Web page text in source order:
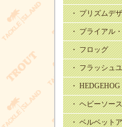
・ プリズムデ
・ プライアル
・ フロッグ
・ フラッシュ
・
・ ヘビーソース
・ ベルベット